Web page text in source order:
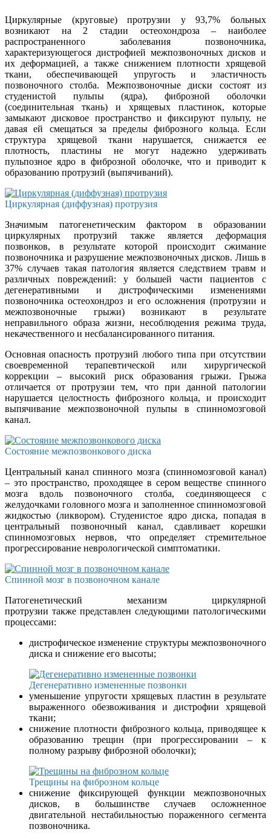
Циркулярные (круговые) протрузии у 93,7% больных
возникают на 2 стадии остеохондроза – наиболее
распространенного заболевания позвоночника,
характеризующегося дистрофией межпозвоночных дисков и
их деформацией, а также снижением плотности хрящевой
ткани, обеспечивающей упругость и эластичность
позвоночного столба. Межпозвоночные диски состоят из
студенистой пульпы (ядра), фиброзной оболочки
(соединительная ткань) и хрящевых пластинок, которые
замыкают дисковое пространство и фиксируют пульпу, не
давая ей смещаться за пределы фиброзного кольца. Если
структура хрящевой ткани нарушается, снижается ее
плотность, пластины не могут надежно удерживать
пульпозное ядро в фиброзной оболочке, что и приводит к
образованию протрузий (выпячиваний).
Циркулярная (диффузная) протрузия
Значимым патогенетическим фактором в образовании
циркулярных протрузий также является деформация
позвонков, в результате которой происходит сжимание
позвоночника и разрушение межпозвоночных дисков. Лишь в
37% случаев такая патология является следствием травм и
различных повреждений: у большей части пациентов с
дегенеративными и дистрофическими изменениями
позвоночника остеохондроз и его осложнения (протрузии и
межпозвоночные грыжи) возникают в результате
неправильного образа жизни, несоблюдения режима труда,
некачественного и несбалансированного питания.
Основная опасность протрузий любого типа при отсутствии
своевременной терапевтической или хирургической
коррекции – высокий риск образования грыжи. Грыжа
отличается от протрузии тем, что при данной патологии
нарушается целостность фиброзного кольца, и происходит
выпячивание межпозвоночной пульпы в спинномозговой
канал.
Состояние межпозвонкового диска
Центральный канал спинного мозга (спинномозговой канал)
– это пространство, проходящее в сером веществе спинного
мозга вдоль позвоночного столба, соединяющееся с
желудочками головного мозга и заполненное спинномозговой
жидкостью (ликвором). Студенистое ядро диска, попадая в
центральный позвоночный канал, сдавливает корешки
спинномозговых нервов, что определяет стремительное
прогрессирование неврологической симптоматики.
Спинной мозг в позвоночном канале
Патогенетический механизм циркулярной
протрузии также представлен следующими патологическими
процессами:
дистрофическое изменение структуры межпозвоночного
диска и снижение его высоты;
Дегенеративно измененные позвонки
уменьшение упругости хрящевых пластин в результате
выраженного обезвоживания и дистрофии хрящевой
ткани;
снижение плотности фиброзного кольца, приводящее к
образованию трещин (при прогрессировании – к
полному разрыву фиброзной оболочки);
Трещины на фиброзном кольце
снижение фиксирующей функции межпозвоночных
дисков, в большинстве случаев осложненное
двигательной нестабильностью пораженного сегмента
позвоночника.